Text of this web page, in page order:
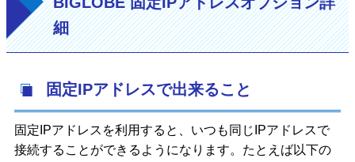
細
固定IPアドレスで出来ること
固定IPアドレスを利用すると、いつも同じIPアドレスで
接続することができるようになります。たとえば以下の